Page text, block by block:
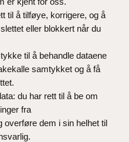
til å tilføye, korrigere, og å
eller blokkert når du
til å behandle dataene
samtykket og å få
du har rett til å be om
fra
overføre dem i sin helhet til